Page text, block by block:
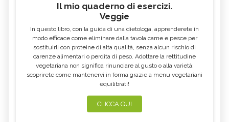
Il mio quaderno di esercizi.
Veggie
In questo libro, con la guida di una dietologa, apprenderete in
modo efficace come eliminare dalla tavola carne e pesce per
sostituirli con proteine di alta qualità, senza alcun rischio di
carenze alimentari o perdita di peso. Adottare la rettitudine
vegetariana non significa rinunciare al gusto o alla varietà:
scoprirete come mantenervi in forma grazie a menu vegetariani
equilibrati!
CLICCA QUI